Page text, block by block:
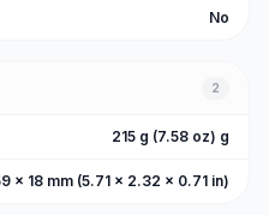
No
2
215 g (7.58 oz) g
x 18 mm (5.71 x 2.32 x 0.71 in)